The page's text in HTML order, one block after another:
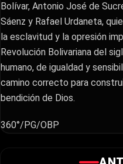
Bolívar, Antonio José de
Sáenz y Rafael Urdaneta,
la esclavitud y la opresión
Revolución Bolivariana del
humano, de igualdad y
camino correcto para
bendición de Dios.
360°/PG/OBP